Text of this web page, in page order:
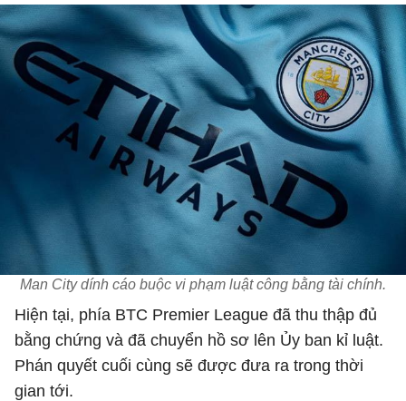
Man City dính cáo buộc vi phạm luật công bằng tài chính.
Hiện tại, phía BTC Premier League đã thu thập đủ
bằng chứng và đã chuyển hồ sơ lên Ủy ban kỉ luật.
Phán quyết cuối cùng sẽ được đưa ra trong thời
gian tới.